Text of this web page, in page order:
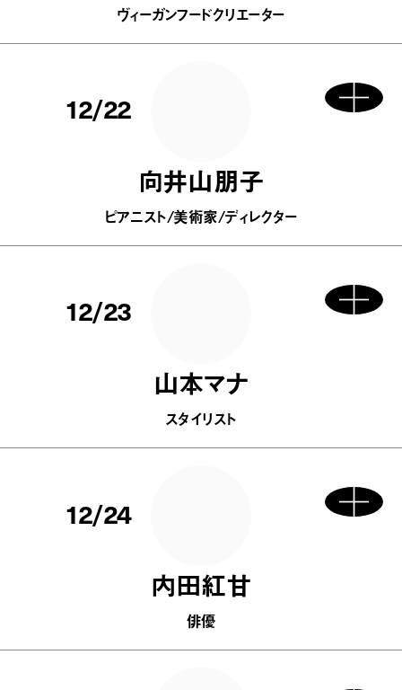
ヴィーガンフードクリエーター
12/22
向井山朋子
ピアニスト/美術家/ディレクター
12/23
山本マナ
スタイリスト
12/24
内田紅甘
俳優